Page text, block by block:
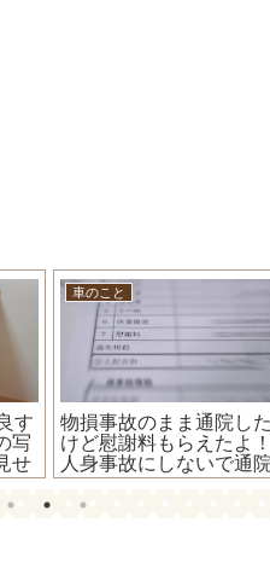
す
写
せ
車のこと
物損事故のまま通院した
けど慰謝料もらえたよ！
人身事故にしないで通院
すると慰謝料がもらえ
い。っていうのは大ウ